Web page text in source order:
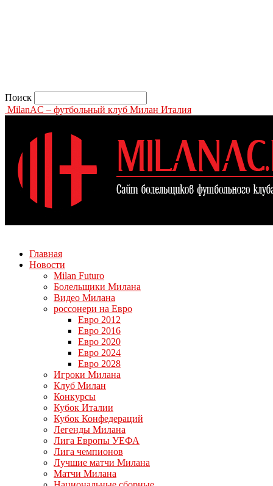
Поиск
MilanAC – футбольный клуб Милан Италия
Главная
Новости
Milan Futuro
Болельщики Милана
Видео Милана
россонери на Евро
Евро 2012
Евро 2016
Евро 2020
Евро 2024
Евро 2028
Игроки Милана
Клуб Милан
Конкурсы
Кубок Италии
Кубок Конфедераций
Легенды Милана
Лига Европы УЕФА
Лига чемпионов
Лучшие матчи Милана
Матчи Милана